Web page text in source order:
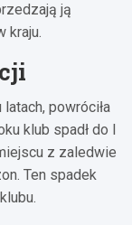
ją
kraju.
powróciła
klub spadł do I
z zaledwie
Ten spadek